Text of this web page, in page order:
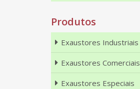
Produtos
Exaustores Industriais
Exaustores Comerciais
Exaustores Especiais